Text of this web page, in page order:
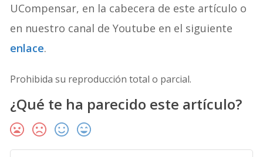
UCompensar, en la cabecera de este artículo o
en nuestro canal de Youtube en el siguiente
enlace.
Prohibida su reproducción total o parcial.
¿Qué te ha parecido este artículo?